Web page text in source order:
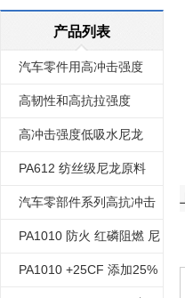
产品列表
汽车零件用高冲击强度
PA610
高韧性和高抗拉强度
PA610
高冲击强度低吸水尼龙
610
PA612 纺丝级尼龙原料
汽车零部件系列高抗冲击
强度耐油耐碱尼龙612
PA1010 防火 红磷阻燃 尼
龙1010 增强增韧各种系列
PA1010 +25CF 添加25%